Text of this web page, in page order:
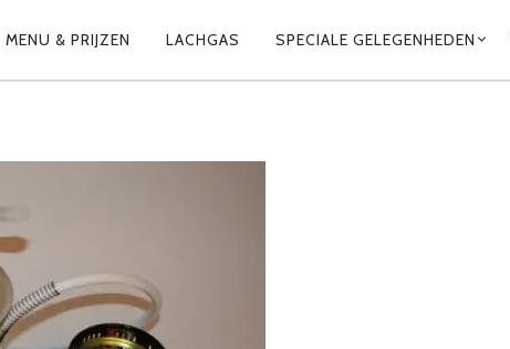
MENU & PRIJZEN LACHGAS SPECIALE GELEGENHEDEN